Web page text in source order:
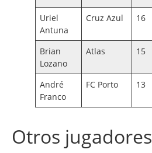
Uriel
Antuna
Cruz Azul 16
Brian
Lozano
Atlas 15
André
Franco
FC Porto 13
Otros jugadores